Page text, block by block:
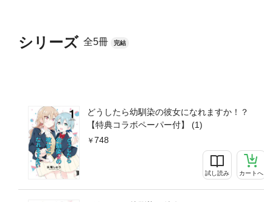
シリーズ 全5冊 完結
どうしたら幼馴染の彼女になれますか！？
【特典コラボペーパー付】 (1)
748
試し読み カートへ